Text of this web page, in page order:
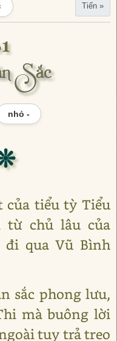
Tiến »
Sắc
nhỏ -
của tiểu tỳ Tiểu
từ chủ lâu của
đi qua Vũ Bình
sắc phong lưu,
mà buông lời
tuy trả treo